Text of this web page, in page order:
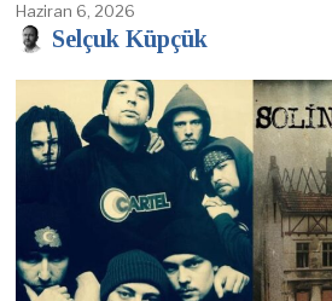
Haziran 6, 2026
Selçuk Küpçük